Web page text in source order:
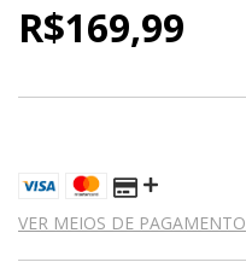
R$169,99
VER MEIOS DE PAGAMENTO